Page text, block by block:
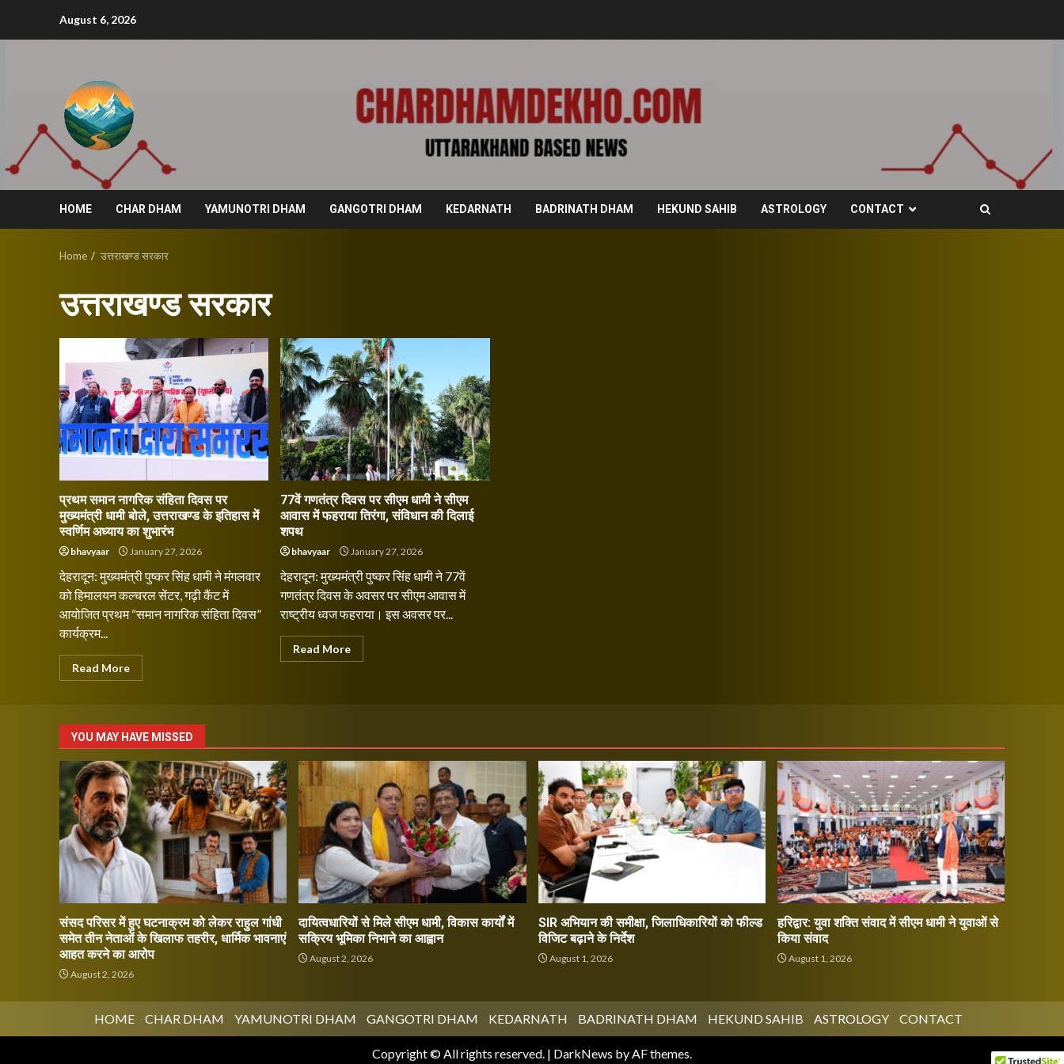
August 6, 2026
HOME CHAR DHAM YAMUNOTRI DHAM GANGOTRI DHAM KEDARNATH BADRINATH DHAM HEKUND SAHIB ASTROLOGY CONTACT
Home उत्तराखण्ड सरकार
उत्तराखण्ड सरकार
प्रथम समान नागरिक संहिता दिवस पर
मुख्यमंत्री धामी बोले, उत्तराखण्ड के इतिहास में
स्वर्णिम अध्याय का शुभारंभ
bhavyaar January 27, 2026
देहरादून: मुख्यमंत्री पुष्कर सिंह धामी ने मंगलवार
को हिमालयन कल्चरल सेंटर, गढ़ी कैंट में
आयोजित प्रथम “समान नागरिक संहिता दिवस”
कार्यक्रम...
Read More
77वें गणतंत्र दिवस पर सीएम धामी ने सीएम
आवास में फहराया तिरंगा, संविधान की दिलाई
शपथ
bhavyaar January 27, 2026
देहरादून: मुख्यमंत्री पुष्कर सिंह धामी ने 77वें
गणतंत्र दिवस के अवसर पर सीएम आवास में
राष्ट्रीय ध्वज फहराया। इस अवसर पर...
Read More
YOU MAY HAVE MISSED
संसद परिसर में हुए घटनाक्रम को लेकर राहुल गांधी
समेत तीन नेताओं के खिलाफ तहरीर, धार्मिक भावनाएं
आहत करने का आरोप
August 2, 2026
दायित्वधारियों से मिले सीएम धामी, विकास कार्यों में
सक्रिय भूमिका निभाने का आह्वान
August 2, 2026
SIR अभियान की समीक्षा, जिलाधिकारियों को फील्ड
विजिट बढ़ाने के निर्देश
August 1, 2026
हरिद्वार: युवा शक्ति संवाद में सीएम धामी ने युवाओं से
किया संवाद
August 1, 2026
HOME CHAR DHAM YAMUNOTRI DHAM GANGOTRI DHAM KEDARNATH BADRINATH DHAM HEKUND SAHIB ASTROLOGY CONTACT
Copyright © All rights reserved. | DarkNews by AF themes.